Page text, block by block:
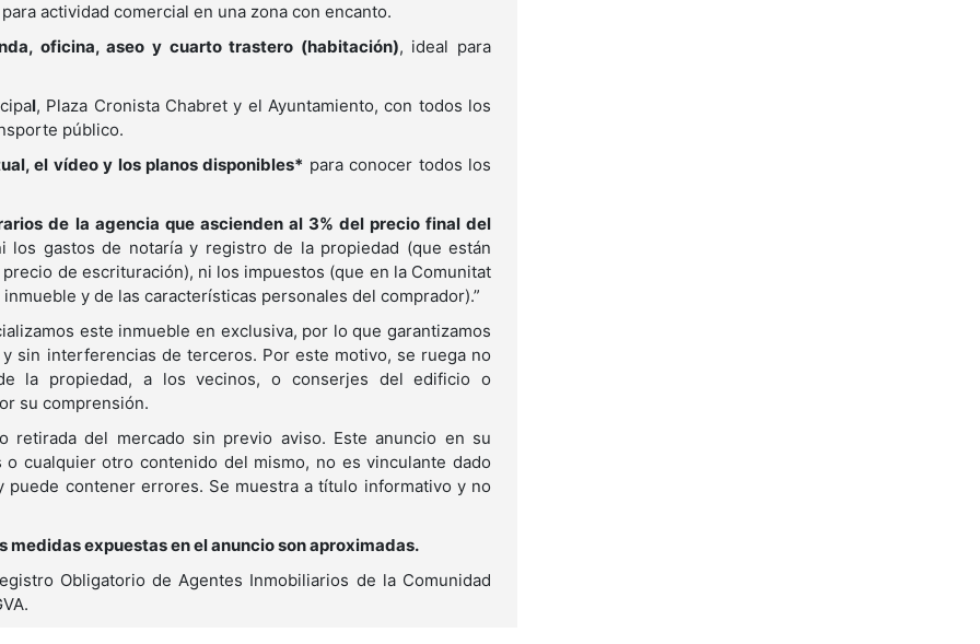
actividad comercial en una zona con encanto.
oficina, aseo y cuarto trastero (habitación), ideal para
l, Plaza Cronista Chabret y el Ayuntamiento, con todos los
público.
el vídeo y los planos disponibles* para conocer todos los
de la agencia que ascienden al 3% del precio final del
los gastos de notaría y registro de la propiedad (que están
de escrituración), ni los impuestos (que en la Comunitat
y de las características personales del comprador).”
este inmueble en exclusiva, por lo que garantizamos
sin interferencias de terceros. Por este motivo, se ruega no
la propiedad, a los vecinos, o conserjes del edificio o
su comprensión.
retirada del mercado sin previo aviso. Este anuncio en su
cualquier otro contenido del mismo, no es vinculante dado
contener errores. Se muestra a título informativo y no
medidas expuestas en el anuncio son aproximadas.
Obligatorio de Agentes Inmobiliarios de la Comunidad